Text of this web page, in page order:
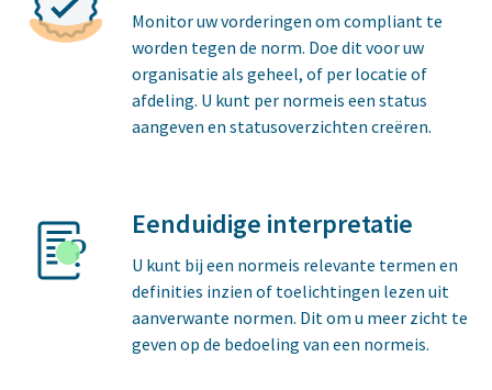
Monitor uw vorderingen om compliant te
worden tegen de norm. Doe dit voor uw
organisatie als geheel, of per locatie of
afdeling. U kunt per normeis een status
aangeven en statusoverzichten creëren.
Eenduidige interpretatie
U kunt bij een normeis relevante termen en
definities inzien of toelichtingen lezen uit
aanverwante normen. Dit om u meer zicht te
geven op de bedoeling van een normeis.